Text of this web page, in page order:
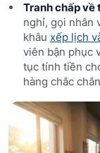
Tranh chấp về
nghỉ, gọi nhân
khâu xếp lịch
viên bận phục
tục tính tiền
hàng chắc